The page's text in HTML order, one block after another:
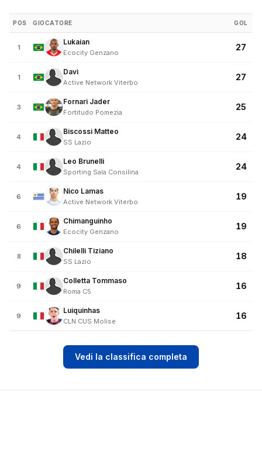
POS GIOCATORE GOL
1
Lukaian
Ecocity Genzano
27
1
Davì
Active Network Viterbo
27
3
Fornari Jader
Fortitudo Pomezia
25
4
Biscossi Matteo
SS Lazio
24
4
Leo Brunelli
Sporting Sala Consilina
24
6
Nico Lamas
Active Network Viterbo
19
6
Chimanguinho
Ecocity Genzano
19
8
Chilelli Tiziano
SS Lazio
18
9
Colletta Tommaso
Roma C5
16
9
Luiquinhas
CLN CUS Molise
16
Vedi la classifica completa